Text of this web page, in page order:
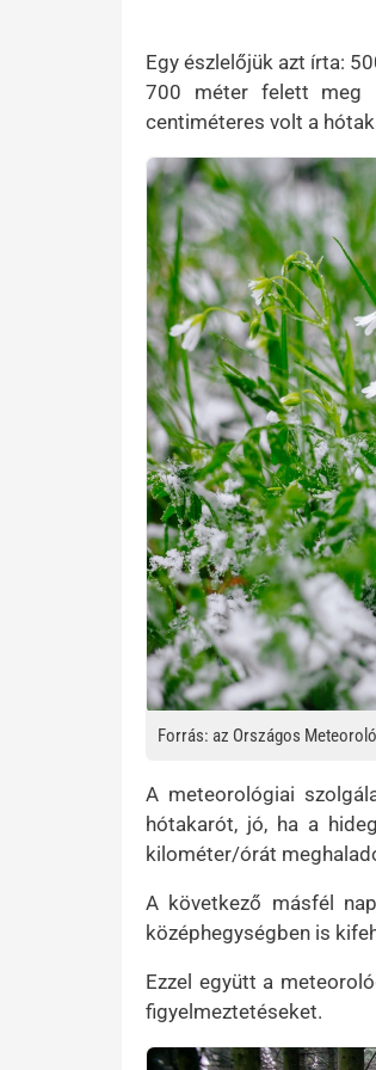
Egy észlelőjük azt írta:
700 méter felett meg
centiméteres volt a
Kép
Forrás: az Országos
A meteorológiai
hótakarót, jó, ha a
kilométer/órát
A következő másfél
középhegységben is
Ezzel együtt a
figyelmeztetéseket.
Kép